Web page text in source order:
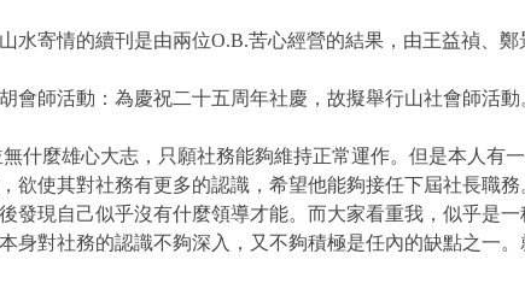
情的續刊是由兩位O.B.苦心經營的結果，由王益禎、鄭
活動：為慶祝二十五周年社慶，故擬舉行山社會師活動
雄心大志，只願社務能夠維持正常運作。但是本人有一
欲使其對社務有更多的認識，希望他能夠接任下屆社長職
自己似乎沒有什麼領導才能。而大家看重我，似乎是一
身對社務的認識不夠深入，又不夠積極是任內的缺點之一